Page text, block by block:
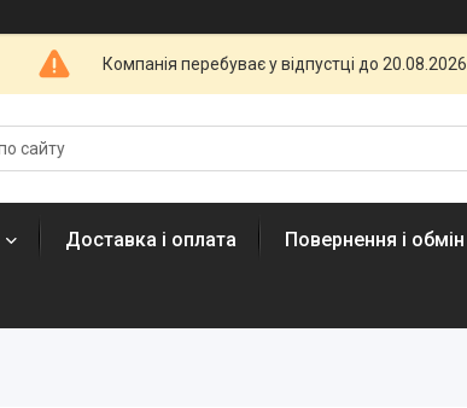
Компанія перебуває у відпустці до 20.08.2026.
Доставка і оплата Повернення і обмін